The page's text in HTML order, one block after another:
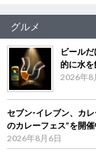
グルメ
ビール
的に水を
2026年8
セブン‐イレブン、カ
のカレーフェス”を開催
2026年8月6日